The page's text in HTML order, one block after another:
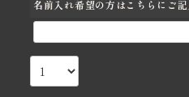
名前入れ希望の方はこちらにご記